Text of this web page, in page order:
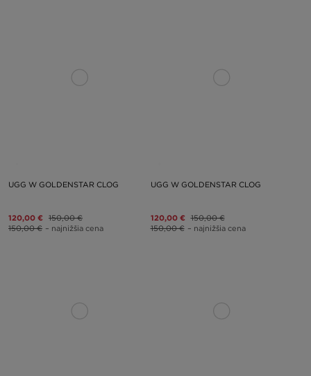
UGG W GOLDENSTAR CLOG
120,00 € 150,00 €
150,00 € – najnižšia cena
UGG W GOLDENSTAR CLOG
120,00 € 150,00 €
150,00 € – najnižšia cena